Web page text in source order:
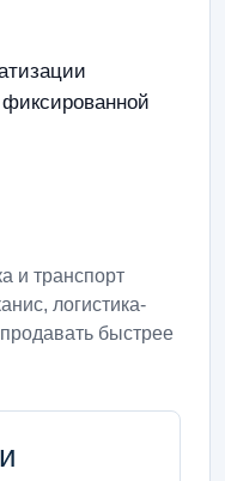
фиксированной
и транспорт
, логистика-
быстрее